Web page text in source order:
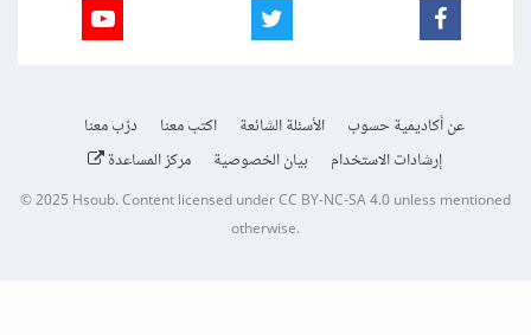
عن أكاديمية حسوب الأسئلة الشائعة اكتب معنا
درّب معنا
إرشادات الاستخدام
بيان الخصوصية مركز المساعدة
© 2025 Hsoub.Content licensed underCC BY-NC-SA 4.0unless mentioned
otherwise.